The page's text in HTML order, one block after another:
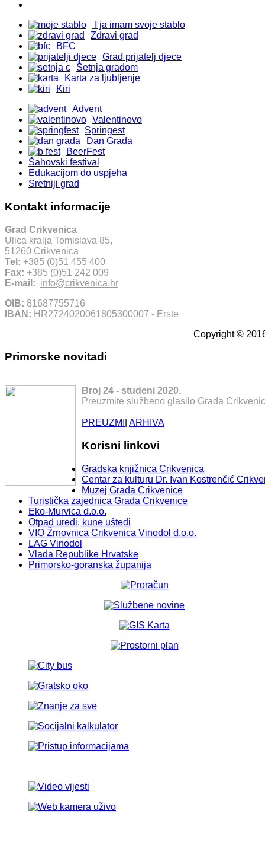
I ja imam svoje stablo
Zdravi grad
BFC
Grad prijatelj djece
Šetnja gradom
Karta za ljubljenje
Kiri
Advent
Valentinovo
Springest
Dan Grada
BeerFest
Šahovski festival
Edukacijom do uspjeha
Sretniji grad
Kontakt informacije
Grad Crikvenica
Ulica kralja Tomislava 85,
51260 Crikvenica
Tel: +385 (0)51 455 400
Fax: +385 (0)51 242 009
E-mail: info@crikvenica.hr
OIB: 81687755716
IBAN: HR2724020061805300007 - Erste
Copyright ©
Primorske novitadi
Broj 24 - studeni 2020.
Preuzmite službeno glasilo Grada
PREUZMI ARHIVA
Korisni linkovi
Gradska knjižnica Crikvenica
Centar za kulturu Dr. Ivan Kostrenčić
Muzej Grada Crikvenice
Turistička zajednica Grada Crikvenice
Eko-Murvica d.o.o.
Otpad uredi, kune uštedi
VIO Žrnovnica Crikvenica Vinodol d.o.o.
LAG Vinodol
Vlada Republike Hrvatske
Primorsko-goranska županija